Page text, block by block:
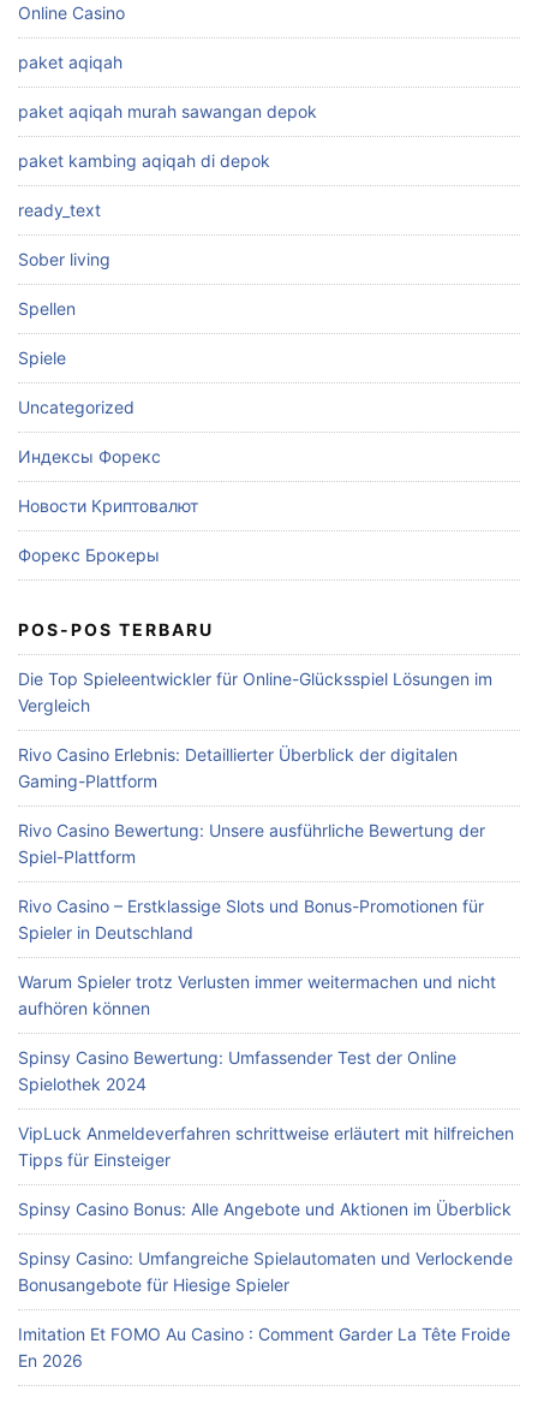
Online Casino
paket aqiqah
paket aqiqah murah sawangan depok
paket kambing aqiqah di depok
ready_text
Sober living
Spellen
Spiele
Uncategorized
Индексы Форекс
Новости Криптовалют
Форекс Брокеры
POS-POS TERBARU
Die Top Spieleentwickler für Online-Glücksspiel Lösungen im
Vergleich
Rivo Casino Erlebnis: Detaillierter Überblick der digitalen
Gaming-Plattform
Rivo Casino Bewertung: Unsere ausführliche Bewertung der
Spiel-Plattform
Rivo Casino – Erstklassige Slots und Bonus-Promotionen für
Spieler in Deutschland
Warum Spieler trotz Verlusten immer weitermachen und nicht
aufhören können
Spinsy Casino Bewertung: Umfassender Test der Online
Spielothek 2024
VipLuck Anmeldeverfahren schrittweise erläutert mit hilfreichen
Tipps für Einsteiger
Spinsy Casino Bonus: Alle Angebote und Aktionen im Überblick
Spinsy Casino: Umfangreiche Spielautomaten und Verlockende
Bonusangebote für Hiesige Spieler
Imitation Et FOMO Au Casino : Comment Garder La Tête Froide
En 2026